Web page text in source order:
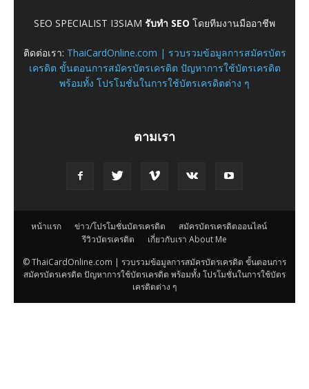
SEO SPECIALIST I3SIAM รับทำ SEO โดยทีมงานมืออาชีพ
ติดต่อเรา: ThaiCardOnline.com | รวบรวมข้อมูลการสมัครบัตร
เครดิต ขั้นตอนการสมัครบัตรเครดิต ปัญหาการใช้บัตรเครดิต
พร้อมทั้ง โปรโมชั่นในการใช้บัตรเครดิตต่าง ๆ
ตามเรา
หน้าแรก ข่าว/โปรโมชั่นบัตรเครดิต
สมัครบัตรเครดิตออนไลน์
รีวิวบัตรเครดิต
เกี่ยวกับเรา About Me
© ThaiCardOnline.com | รวบรวมข้อมูลการสมัครบัตรเครดิต ขั้นตอนการ
สมัครบัตรเครดิต ปัญหาการใช้บัตรเครดิต พร้อมทั้ง โปรโมชั่นในการใช้บัตร
เครดิตต่าง ๆ